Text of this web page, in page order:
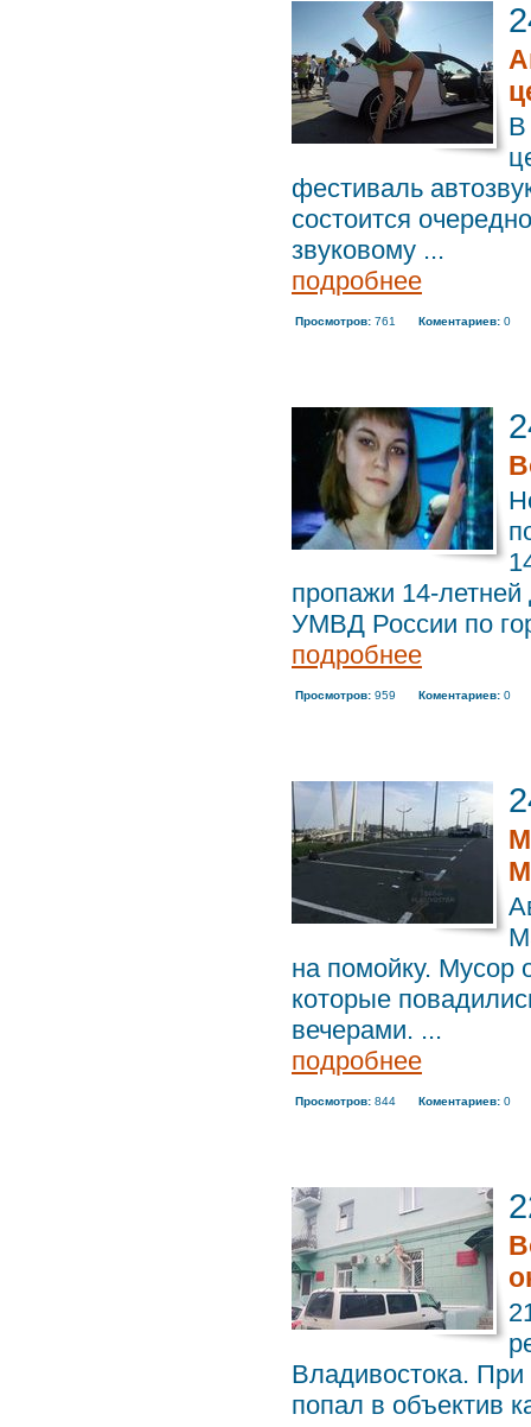
В
фестиваль
состоится
звуковому ...
подробнее
Просмотров: 761 Коментариев: 0
пропажи 14-
УМВД России по
подробнее
Просмотров: 959 Коментариев: 0
на помойку. Мусор
которые
вечерами. ...
подробнее
Просмотров: 844 Коментариев: 0
Владивостока.
попал в объектив